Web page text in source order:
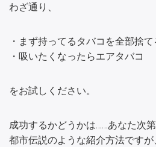
わざ通り、
・まず持ってるタバコを全部捨て
・吸いたくなったらエアタバコ
をお試しください。
成功するかどうかは……あなた次第
都市伝説のような紹介方法です